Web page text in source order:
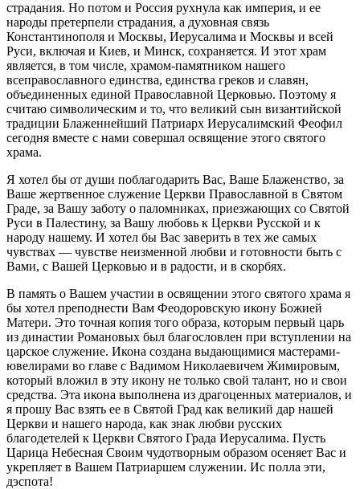
страдания. Но потом и Россия рухнула как империя, и ее
народы претерпели страдания, а духовная связь
Константинополя и Москвы, Иерусалима и Москвы и всей
Руси, включая и Киев, и Минск, сохраняется. И этот храм
является, в том числе, храмом-памятником нашего
всеправославного единства, единства греков и славян,
объединенных единой Православной Церковью. Поэтому я
считаю символическим и то, что великий сын византийской
традиции Блаженнейший Патриарх Иерусалимский Феофил
сегодня вместе с нами совершал освящение этого святого
храма.
Я хотел бы от души поблагодарить Вас, Ваше Блаженство, за
Ваше жертвенное служение Церкви Православной в Святом
Граде, за Вашу заботу о паломниках, приезжающих со Святой
Руси в Палестину, за Вашу любовь к Церкви Русской и к
народу нашему. И хотел бы Вас заверить в тех же самых
чувствах — чувстве неизменной любви и готовности быть с
Вами, с Вашей Церковью и в радости, и в скорбях.
В память о Вашем участии в освящении этого святого храма я
бы хотел преподнести Вам Феодоровскую икону Божией
Матери. Это точная копия того образа, которым первый царь
из династии Романовых был благословлен при вступлении на
царское служение. Икона создана выдающимися мастерами-
ювелирами во главе с Вадимом Николаевичем Жимировым,
который вложил в эту икону не только свой талант, но и свои
средства. Эта икона выполнена из драгоценных материалов, и
я прошу Вас взять ее в Святой Град как великий дар нашей
Церкви и нашего народа, как знак любви русских
благодетелей к Церкви Святого Града Иерусалима. Пусть
Царица Небесная Своим чудотворным образом осеняет Вас и
укрепляет в Вашем Патриаршем служении. Ис полла эти,
дэспота!